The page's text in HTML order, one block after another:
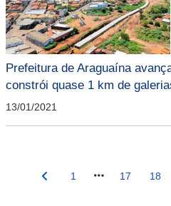
Prefeitura de Araguaína
constrói quase 1 km de
13/01/2021
1 17 18